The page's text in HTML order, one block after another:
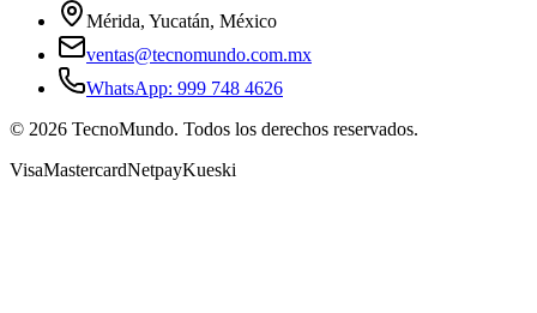
Mérida, Yucatán, México
ventas@tecnomundo.com.mx
WhatsApp: 999 748 4626
© 2026 TecnoMundo. Todos los derechos reservados.
VisaMastercardNetpayKueski